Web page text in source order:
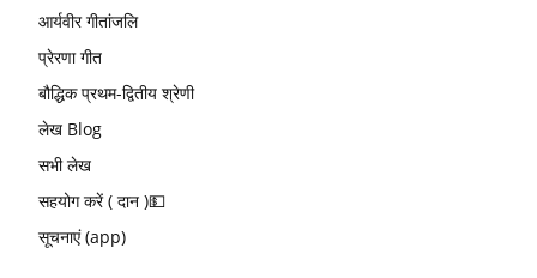
आर्यवीर गीतांजलि
प्रेरणा गीत
बौद्धिक प्रथम-द्वितीय श्रेणी
लेख Blog
सभी लेख
सहयोग करें ( दान )💵
सूचनाएं (app)